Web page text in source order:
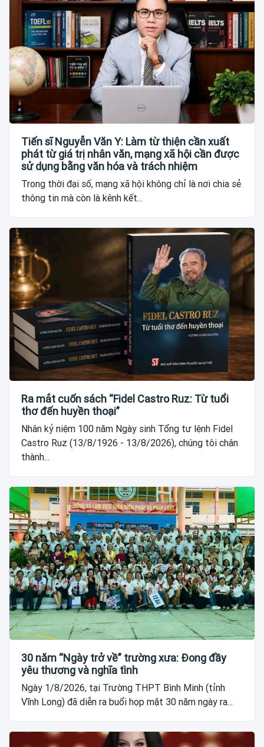
Tiến sĩ Nguyễn Văn Y: Làm từ thiện cần xuất
phát từ giá trị nhân văn, mạng xã hội cần được
sử dụng bằng văn hóa và trách nhiệm
Trong thời đại số, mạng xã hội không chỉ là nơi chia sẻ
thông tin mà còn là kênh kết...
Ra mắt cuốn sách “Fidel Castro Ruz: Từ tuổi
thơ đến huyền thoại”
Nhân kỷ niệm 100 năm Ngày sinh Tổng tư lệnh Fidel
Castro Ruz (13/8/1926 - 13/8/2026), chúng tôi chân
thành...
30 năm “Ngày trở về” trường xưa: Đong đầy
yêu thương và nghĩa tình
Ngày 1/8/2026, tại Trường THPT Bình Minh (tỉnh
Vĩnh Long) đã diễn ra buổi họp mặt 30 năm ngày ra...